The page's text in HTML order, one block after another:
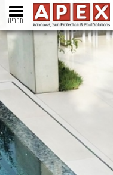
תפריט